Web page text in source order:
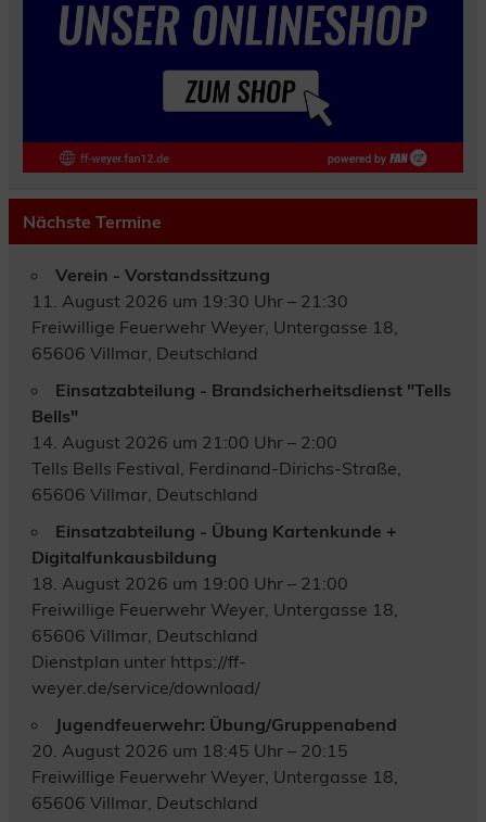
Nächste Termine
Verein - Vorstandssitzung
11. August 2026 um 19:30 Uhr – 21:30
Freiwillige Feuerwehr Weyer, Untergasse 18,
65606 Villmar, Deutschland
Einsatzabteilung - Brandsicherheitsdienst "Tells
Bells"
14. August 2026 um 21:00 Uhr – 2:00
Tells Bells Festival, Ferdinand-Dirichs-Straße,
65606 Villmar, Deutschland
Einsatzabteilung - Übung Kartenkunde +
Digitalfunkausbildung
18. August 2026 um 19:00 Uhr – 21:00
Freiwillige Feuerwehr Weyer, Untergasse 18,
65606 Villmar, Deutschland
Dienstplan unter https://ff-
weyer.de/service/download/
Jugendfeuerwehr: Übung/Gruppenabend
20. August 2026 um 18:45 Uhr – 20:15
Freiwillige Feuerwehr Weyer, Untergasse 18,
65606 Villmar, Deutschland